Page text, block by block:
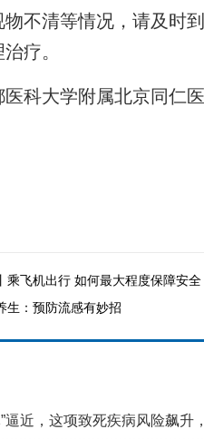
不清等情况，请及时
疗。
大学附属北京同仁医
乘飞机出行 如何最大程度保障安全
生：预防流感有妙招
逼近，这项致死疾病风险飙